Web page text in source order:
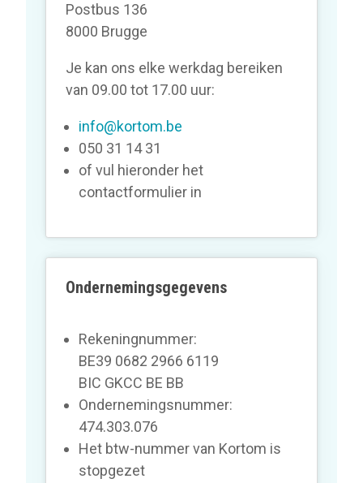
Postbus 136
8000 Brugge
Je kan ons elke werkdag bereiken
van 09.00 tot 17.00 uur:
info@kortom.be
050 31 14 31
of vul hieronder het
contactformulier in
Ondernemingsgegevens
Rekeningnummer:
BE39 0682 2966 6119
BIC GKCC BE BB
Ondernemingsnummer:
474.303.076
Het btw-nummer van Kortom is
stopgezet